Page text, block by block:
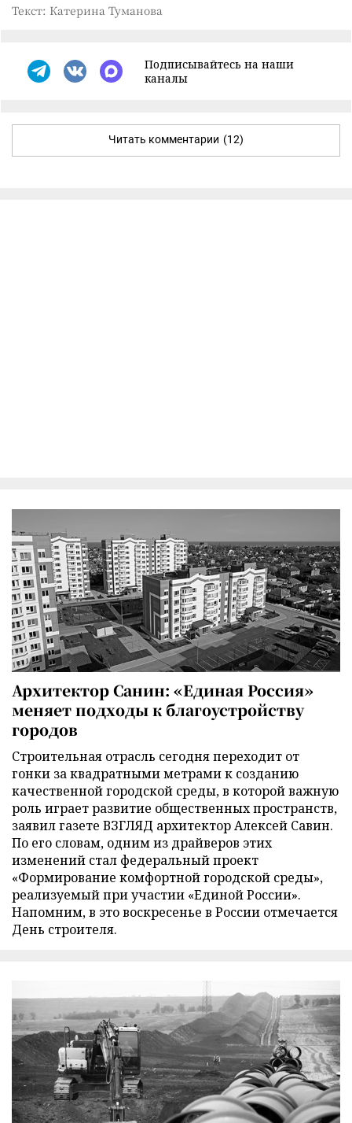
Текст: Катерина Туманова
Подписывайтесь на наши
каналы
Читать комментарии (12)
Архитектор Санин: «Единая Россия»
меняет подходы к благоустройству
городов
Строительная отрасль сегодня переходит от
гонки за квадратными метрами к созданию
качественной городской среды, в которой важную
роль играет развитие общественных пространств,
заявил газете ВЗГЛЯД архитектор Алексей Савин.
По его словам, одним из драйверов этих
изменений стал федеральный проект
«Формирование комфортной городской среды»,
реализуемый при участии «Единой России».
Напомним, в это воскресенье в России отмечается
День строителя.